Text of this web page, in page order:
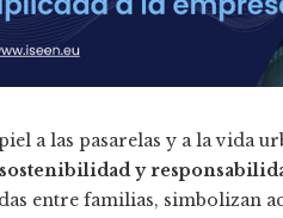
a las pasarelas y a la vida
y
entre familias, simbolizan